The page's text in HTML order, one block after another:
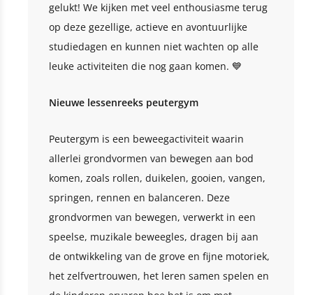
gelukt! We kijken met veel enthousiasme terug
op deze gezellige, actieve en avontuurlijke
studiedagen en kunnen niet wachten op alle
leuke activiteiten die nog gaan komen. 💙
Nieuwe lessenreeks peutergym
Peutergym is een beweegactiviteit waarin
allerlei grondvormen van bewegen aan bod
komen, zoals rollen, duikelen, gooien, vangen,
springen, rennen en balanceren. Deze
grondvormen van bewegen, verwerkt in een
speelse, muzikale beweegles, dragen bij aan
de ontwikkeling van de grove en fijne motoriek,
het zelfvertrouwen, het leren samen spelen en